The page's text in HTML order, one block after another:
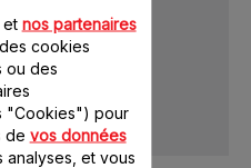
herunterladen
à vos questions ?
et nos partenaires
cookies
ou des
"Cookies") pour
de vos données
et vous